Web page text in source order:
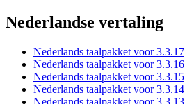
Nederlandse vertaling
Nederlands taalpakket voor 3.3.17
Nederlands taalpakket voor 3.3.16
Nederlands taalpakket voor 3.3.15
Nederlands taalpakket voor 3.3.14